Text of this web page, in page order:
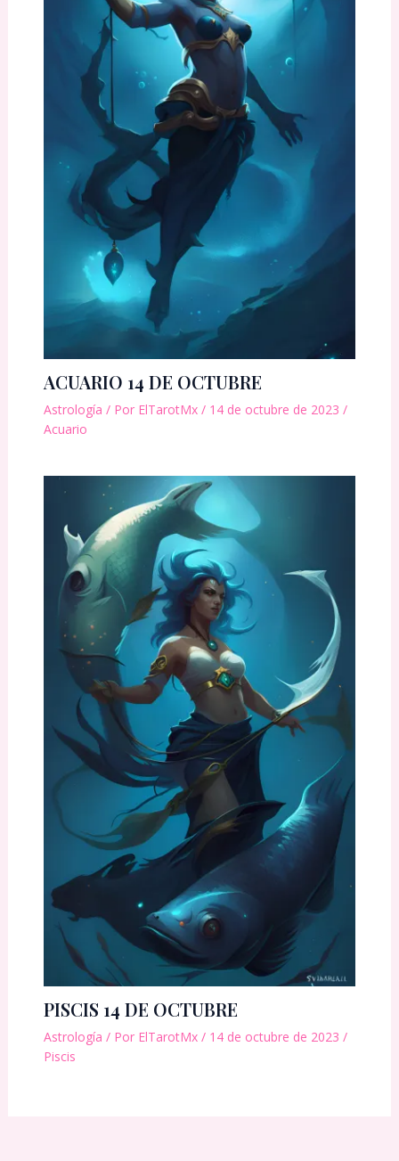
ACUARIO 14 DE OCTUBRE
Astrología / Por ElTarotMx / 14 de octubre de 2023 /
Acuario
PISCIS 14 DE OCTUBRE
Astrología / Por ElTarotMx / 14 de octubre de 2023 /
Piscis